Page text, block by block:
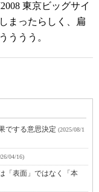
東京ビッグサイ
まったらしく、扁
ううう。
でする意思決定 (2025/08/1
04/16)
「表面」ではなく「本